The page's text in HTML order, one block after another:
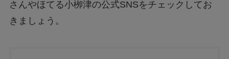
さんやほてる小栁津の公式SNSをチェックしてお
きましょう。